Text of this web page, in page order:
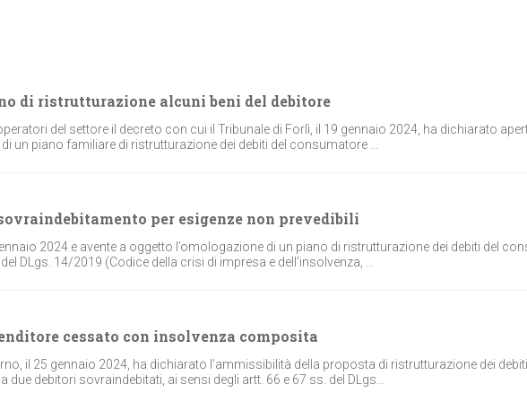
di ristrutturazione alcuni beni del debitore
del settore il decreto con cui il Tribunale di Forlì, il 19 gennaio 2024, ha dichiarato
un piano familiare di ristrutturazione dei debiti del consumatore ...
per esigenze non prevedibili
2024 e avente a oggetto l’omologazione di un piano di ristrutturazione dei debiti del
DLgs. 14/2019 (Codice della crisi di impresa e dell’insolvenza, ...
cessato con insolvenza composita
il 25 gennaio 2024, ha dichiarato l’ammissibilità della proposta di ristrutturazione dei debiti
debitori sovraindebitati, ai sensi degli artt. 66 e 67 ss. del DLgs...